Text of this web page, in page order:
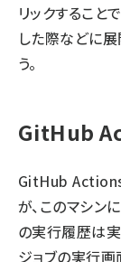
リックすること
した際などに
う。
GitHub
GitHub Actions
が、このマシン
の実行履歴は
ジョブの実行